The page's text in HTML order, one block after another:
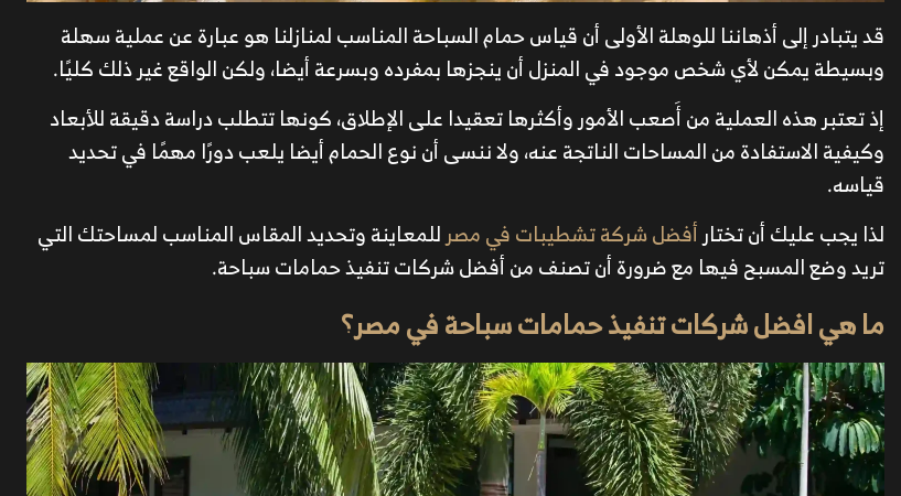
قد يتبادر إلى أذهاننا للوهلة الأولى أن قياس حمام السباحة المناسب لمنازلنا هو عبارة عن عملية سهلة
وبسيطة يمكن لأي شخص موجود في المنزل أن ينجزها بمفرده وبسرعة أيضا، ولكن الواقع غير ذلك كليًا.
إذ تعتبر هذه العملية من أَصعب الأمور وأكثرها تعقيدا على الإطلاق، كونها تتطلب دراسة دقيقة للأبعاد
وكيفية الاستفادة من المساحات الناتجة عنه، ولا ننسى أن نوع الحمام أيضا يلعب دورًا مهمًا في تحديد
قياسه.
لذا يجب عليك أن تختار أفضل شركة تشطيبات في مصر للمعاينة وتحديد المقاس المناسب لمساحتك التي
تريد وضع المسبح فيها مع ضرورة أن تصنف من أفضل شركات تنفيذ حمامات سباحة.
ما هي افضل شركات تنفيذ حمامات سباحة في مصر؟